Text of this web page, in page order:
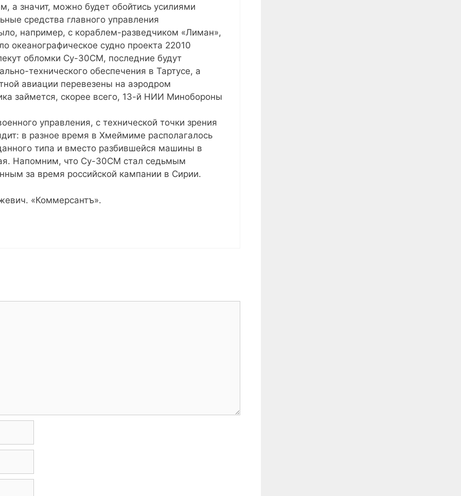
значит, можно будет обойтись усилиями
средства главного управления
например, с кораблем-разведчиком «Лиман»,
океанографическое судно проекта 22010
обломки Су-30СМ, последние будут
технического обеспечения в Тартусе, а
авиации перевезены на аэродром
займется, скорее всего, 13-й НИИ Минобороны
управления, с технической точки зрения
в разное время в Хмеймиме располагалось
типа и вместо разбившейся машины в
Напомним, что Су-30СМ стал седьмым
за время российской кампании в Сирии.
«Коммерсантъ».